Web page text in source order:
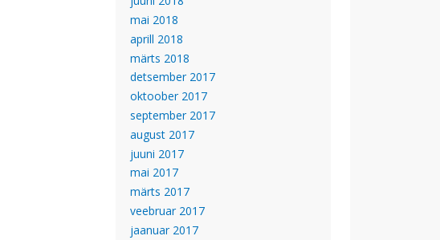
mai 2018
aprill 2018
märts 2018
detsember 2017
oktoober 2017
september 2017
august 2017
juuni 2017
mai 2017
märts 2017
veebruar 2017
jaanuar 2017